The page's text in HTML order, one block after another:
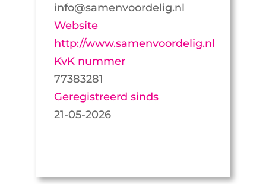
info@samenvoordelig.nl
Website
http://www.samenvoordelig.nl
KvK nummer
77383281
Geregistreerd sinds
21-05-2026